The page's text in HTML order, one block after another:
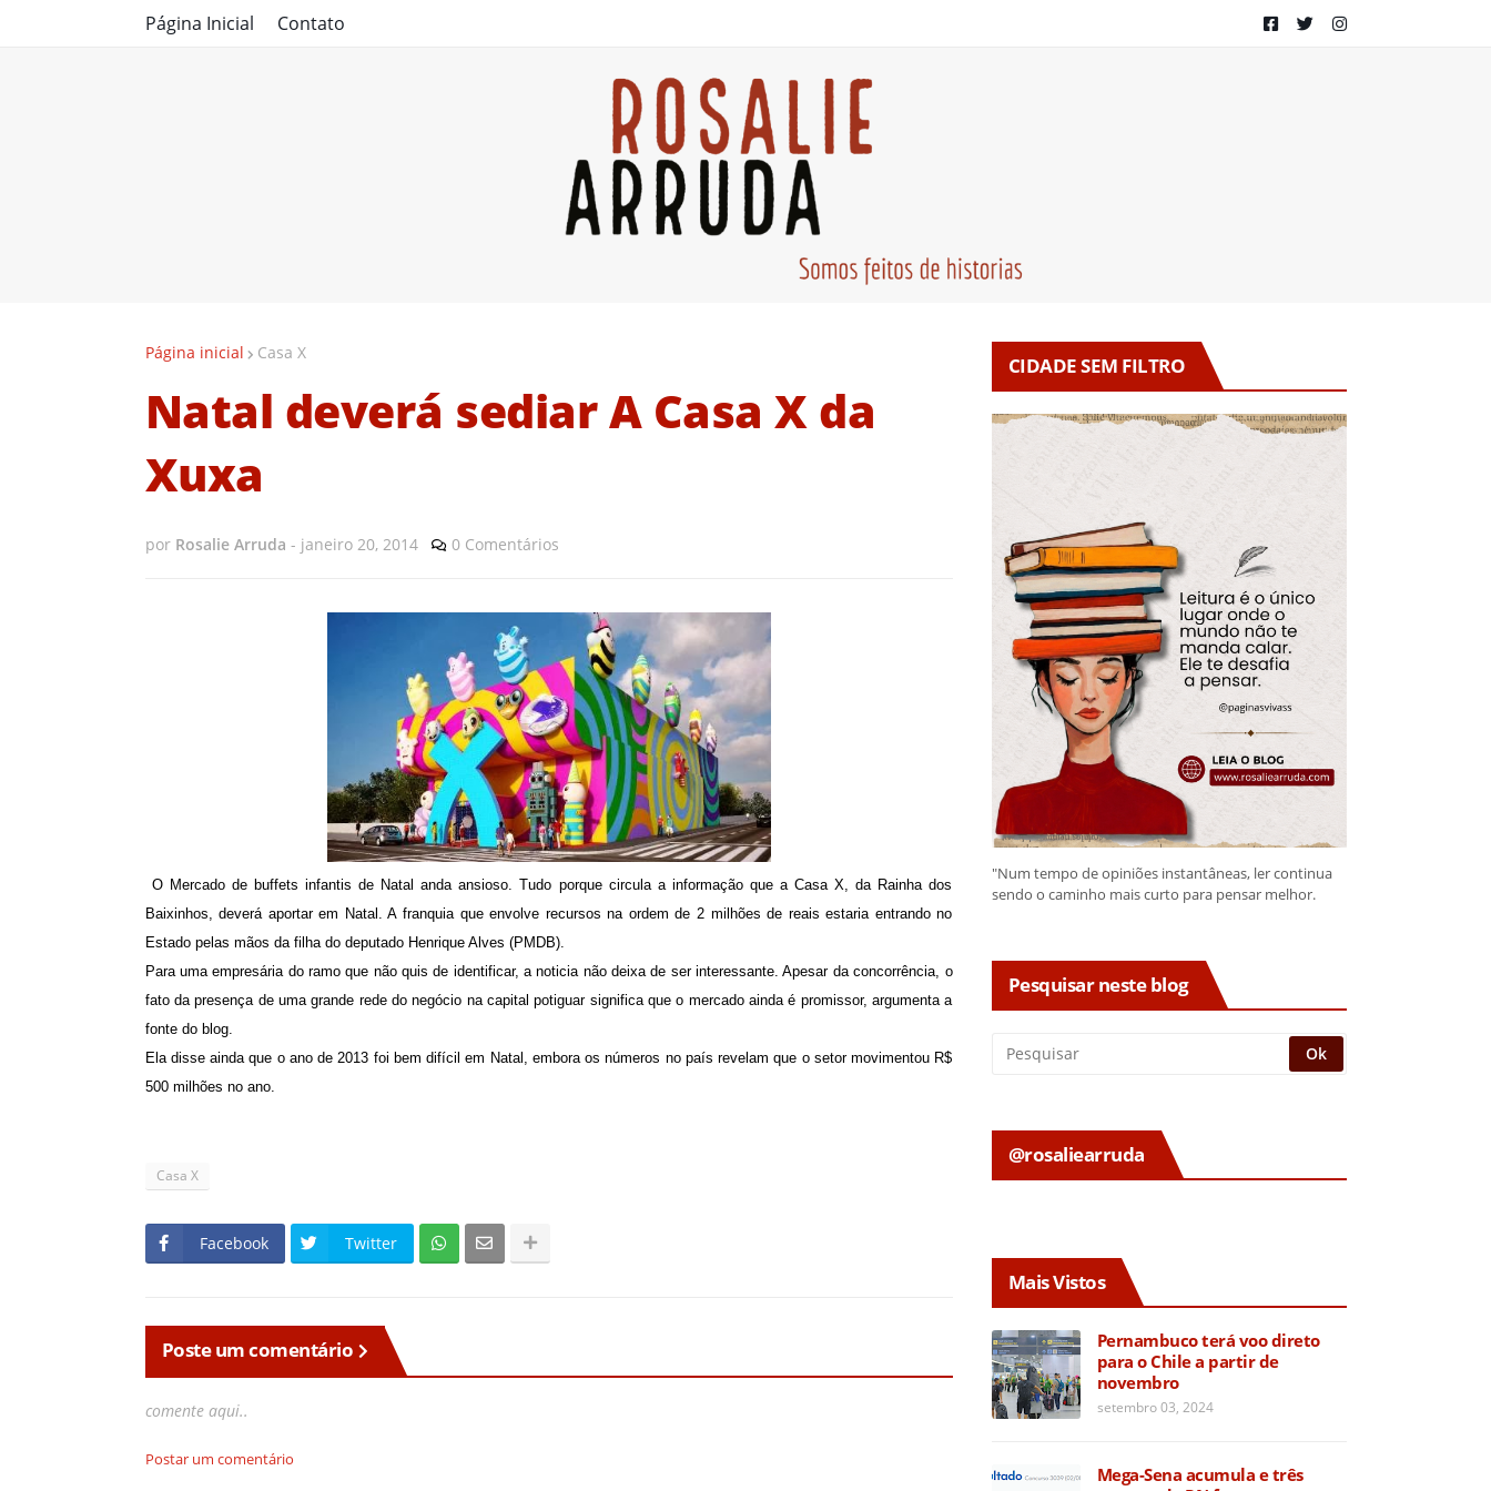
Página Inicial Contato
Página inicial Casa X
Natal deverá sediar A Casa X da
Xuxa
por Rosalie Arruda - janeiro 20, 2014 0 Comentários
O Mercado de buffets infantis de Natal anda ansioso. Tudo porque circula a informação que a Casa X, da Rainha dos
Baixinhos, deverá aportar em Natal. A franquia que envolve recursos na ordem de 2 milhões de reais estaria entrando no
Estado pelas mãos da filha do deputado Henrique Alves (PMDB).
Para uma empresária do ramo que não quis de identificar, a noticia não deixa de ser interessante. Apesar da concorrência, o
fato da presença de uma grande rede do negócio na capital potiguar significa que o mercado ainda é promissor, argumenta a
fonte do blog.
Ela disse ainda que o ano de 2013 foi bem difícil em Natal, embora os números no país revelam que o setor movimentou R$
500 milhões no ano.
Casa X
Facebook Twitter
Poste um comentário
comente aqui..
Postar um comentário
CIDADE SEM FILTRO
"Num tempo de opiniões instantâneas, ler continua
sendo o caminho mais curto para pensar melhor.
Pesquisar neste blog
@rosaliearruda
Mais Vistos
Pernambuco terá voo direto
para o Chile a partir de
novembro
setembro 03, 2024
Mega-Sena acumula e três